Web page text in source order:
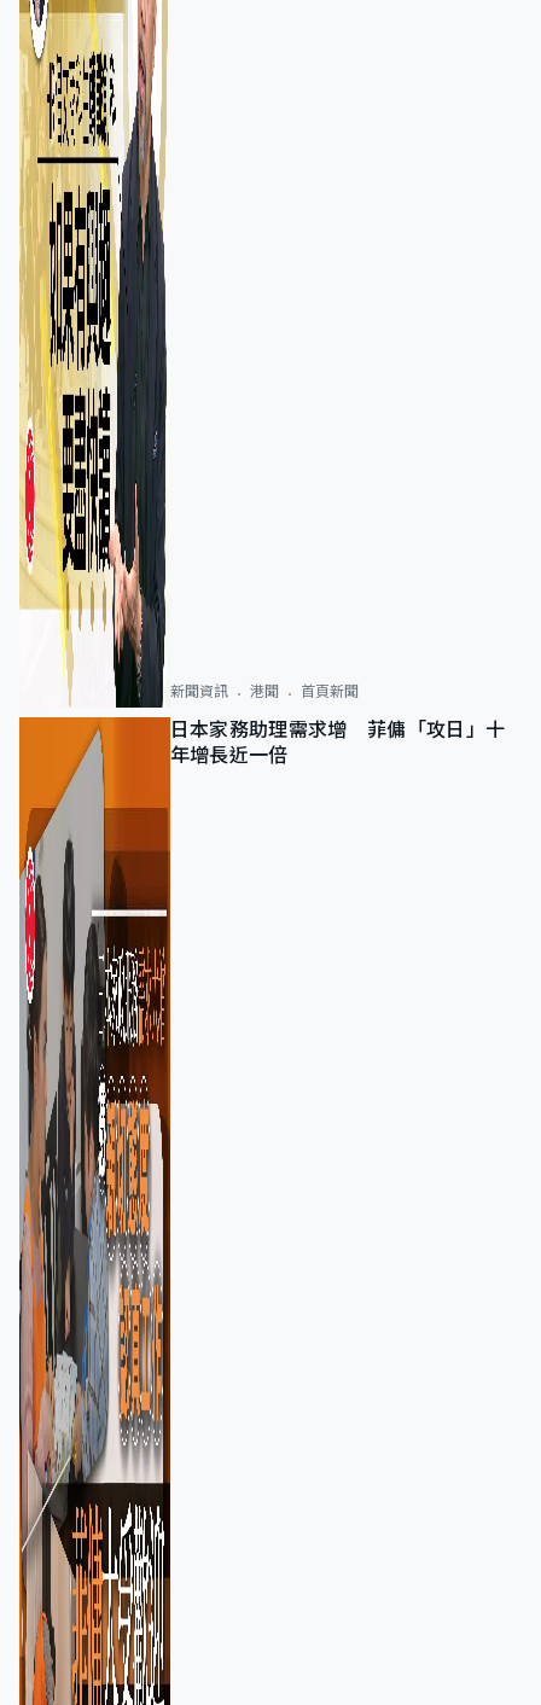
新聞資訊 港聞 首頁新聞
日本家務助理需求增 菲傭「攻日」十
年增長近一倍